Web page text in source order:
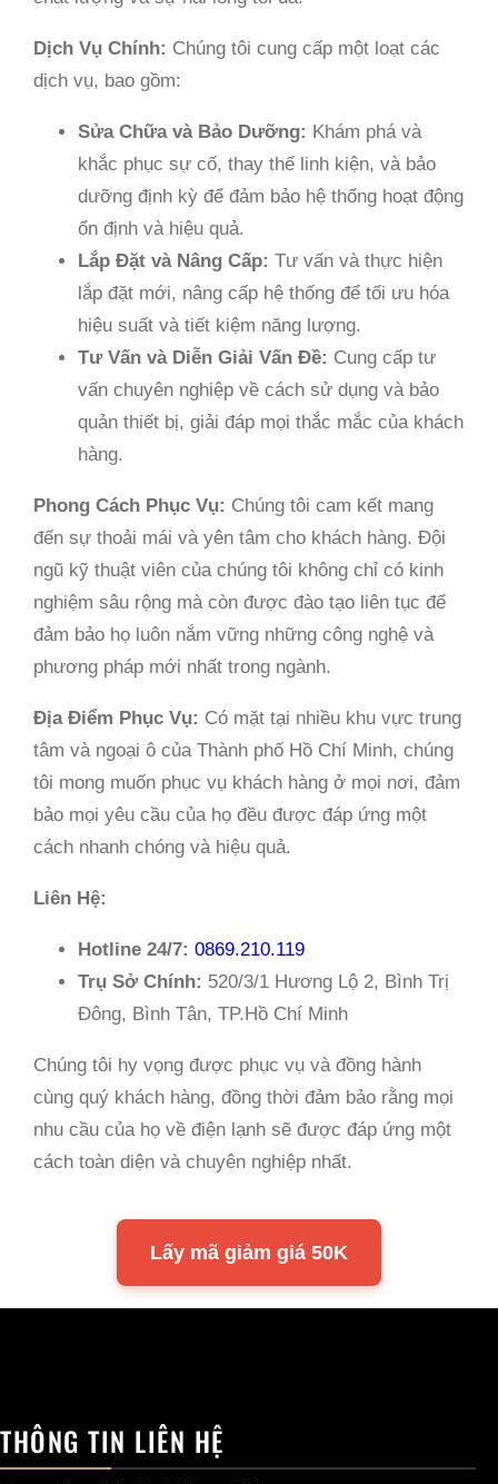
Dịch Vụ Chính: Chúng tôi cung cấp một loạt các
dịch vụ, bao gồm:
Sửa Chữa và Bảo Dưỡng: Khám phá và
khắc phục sự cố, thay thế linh kiện, và bảo
dưỡng định kỳ để đảm bảo hệ thống hoạt động
ổn định và hiệu quả.
Lắp Đặt và Nâng Cấp: Tư vấn và thực hiện
lắp đặt mới, nâng cấp hệ thống để tối ưu hóa
hiệu suất và tiết kiệm năng lượng.
Tư Vấn và Diễn Giải Vấn Đề: Cung cấp tư
vấn chuyên nghiệp về cách sử dụng và bảo
quản thiết bị, giải đáp mọi thắc mắc của khách
hàng.
Phong Cách Phục Vụ: Chúng tôi cam kết mang
đến sự thoải mái và yên tâm cho khách hàng. Đội
ngũ kỹ thuật viên của chúng tôi không chỉ có kinh
nghiệm sâu rộng mà còn được đào tạo liên tục để
đảm bảo họ luôn nắm vững những công nghệ và
phương pháp mới nhất trong ngành.
Địa Điểm Phục Vụ: Có mặt tại nhiều khu vực trung
tâm và ngoại ô của Thành phố Hồ Chí Minh, chúng
tôi mong muốn phục vụ khách hàng ở mọi nơi, đảm
bảo mọi yêu cầu của họ đều được đáp ứng một
cách nhanh chóng và hiệu quả.
Liên Hệ:
Hotline 24/7: 0869.210.119
Trụ Sở Chính: 520/3/1 Hương Lộ 2, Bình Trị
Đông, Bình Tân, TP.Hồ Chí Minh
Chúng tôi hy vọng được phục vụ và đồng hành
cùng quý khách hàng, đồng thời đảm bảo rằng mọi
nhu cầu của họ về điện lạnh sẽ được đáp ứng một
cách toàn diện và chuyên nghiệp nhất.
Lấy mã giảm giá 50K
THÔNG TIN LIÊN HỆ